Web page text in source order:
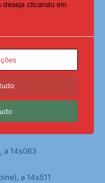
a 6s327
a 9s044
a 9s497
Martin), a 11s709
a 13s597
a 14s063
a 14s511
clicando em